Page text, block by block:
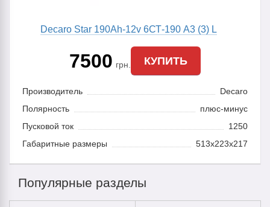
Decaro Star 190Ah-12v 6СТ-190 A3 (3) L
7500 грн. КУПИТЬ
Производитель
Decaro
Полярность
плюс-минус
Пусковой ток
1250
Габаритные размеры
513x223x217
Популярные разделы